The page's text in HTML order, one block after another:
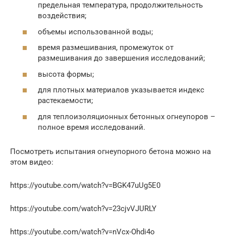
предельная температура, продолжительность
воздействия;
объемы использованной воды;
время размешивания, промежуток от
размешивания до завершения исследований;
высота формы;
для плотных материалов указывается индекс
растекаемости;
для теплоизоляционных бетонных огнеупоров –
полное время исследований.
Посмотреть испытания огнеупорного бетона можно на
этом видео:
https://youtube.com/watch?v=BGK47uUg5E0
https://youtube.com/watch?v=23cjvVJURLY
https://youtube.com/watch?v=nVcx-Ohdi4o